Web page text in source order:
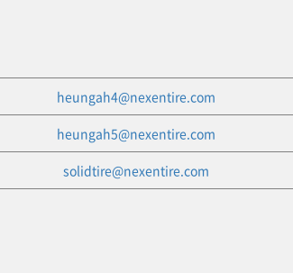
heungah4@nexentire.com
heungah5@nexentire.com
solidtire@nexentire.com